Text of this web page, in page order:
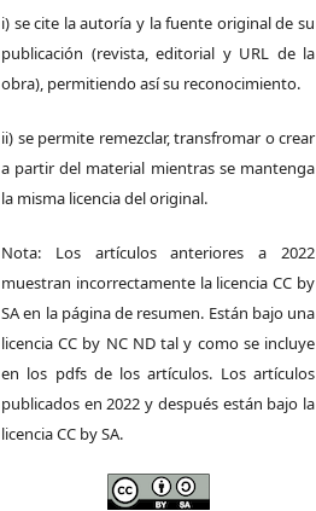
i) se cite la autoría y la fuente original de su
publicación (revista, editorial y URL de la
obra), permitiendo así su reconocimiento.
ii) se permite remezclar, transfromar o crear
a partir del material mientras se mantenga
la misma licencia del original.
Nota: Los artículos anteriores a 2022
muestran incorrectamente la licencia CC by
SA en la página de resumen. Están bajo una
licencia CC by NC ND tal y como se incluye
en los pdfs de los artículos. Los artículos
publicados en 2022 y después están bajo la
licencia CC by SA.